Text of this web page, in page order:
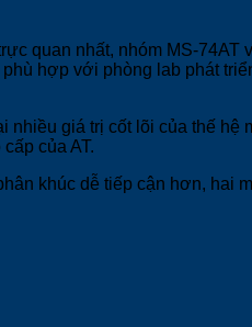
quan nhất, nhóm MS-74AT
hợp với phòng lab phát
nhiều giá trị cốt lõi của thế hệ
của AT.
khúc dễ tiếp cận hơn, hai